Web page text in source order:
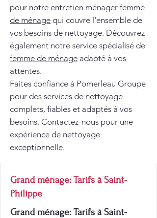
pour notre entretien ménager femme
de ménage qui couvre l'ensemble de
vos besoins de nettoyage. Découvrez
également notre service spécialisé de
femme de ménage adapté à vos
attentes.
Faites confiance à Pomerleau Groupe
pour des services de nettoyage
complets, fiables et adaptés à vos
besoins. Contactez-nous pour une
expérience de nettoyage
exceptionnelle.
Grand ménage: Tarifs à Saint-
Philippe
Grand ménage: Tarifs à Saint-